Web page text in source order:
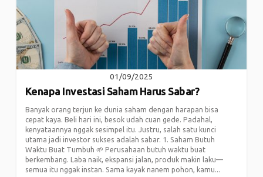
01/09/2025
Kenapa Investasi Saham Harus Sabar?
Banyak orang terjun ke dunia saham dengan harapan bisa
cepat kaya. Beli hari ini, besok udah cuan gede. Padahal,
kenyataannya nggak sesimpel itu. Justru, salah satu kunci
utama jadi investor sukses adalah sabar. 1. Saham Butuh
Waktu Buat Tumbuh 🌱 Perusahaan butuh waktu buat
berkembang. Laba naik, ekspansi jalan, produk makin laku—
semua itu nggak instan. Sama kayak nanem pohon, kamu...